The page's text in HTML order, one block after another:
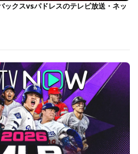
ックスvsパドレスのテレビ放送・ネッ